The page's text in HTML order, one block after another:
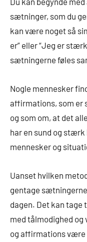
sætninger, som du
kan være noget så
er” eller “Jeg er
sætningerne føles
Nogle mennesker
affirmations, som er
og som om, at det
har en sund og
mennesker og
Uanset hvilken
gentage
dagen. Det kan tage
med tålmodighed og
og affirmations være